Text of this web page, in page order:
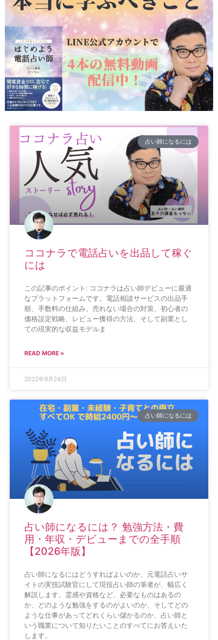
占い師になるには
ココナラで電話占いを出品して稼ぐ
には
この記事のポイント: ココナラは占い師デビューに最適
なプラットフォームです。電話相談サービスの出品手
順、手数料の仕組み、売れない場合の対策、初心者の
価格設定戦略、レビュー獲得の方法、そして副業とし
ての現実的な収益モデルま
READ MORE »
2022年9月24日
占い師になるには
占い師になるには？ 勉強方法・費
用・年収・デビューまでの全手順
【2026年版】
占い師になるにはどうすればよいのか、元電話占いサ
イトの実技試験官にして現役占い師の筆者が、幅広く
解説します。霊感や資格など、必要なものはあるの
か、どのような勉強をするのがよいのか、そしてどの
ような仕事があってどれくらい儲かるのか、占い師と
いう職業について知りたいことのすべてにお答えいた
します。